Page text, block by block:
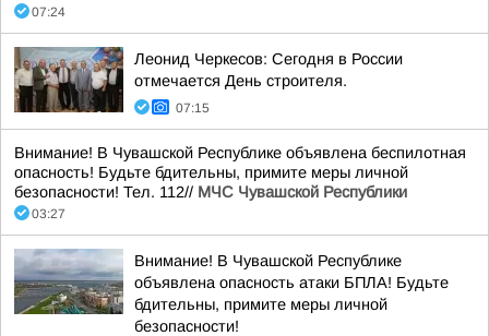
07:24
Леонид Черкесов: Сегодня в России
отмечается День строителя.
07:15
Внимание! В Чувашской Республике объявлена беспилотная
опасность! Будьте бдительны, примите меры личной
безопасности! Тел. 112// МЧС Чувашской Республики
03:27
Внимание! В Чувашской Республике
объявлена опасность атаки БПЛА! Будьте
бдительны, примите меры личной
безопасности!